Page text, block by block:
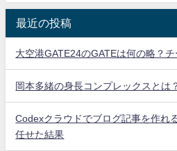
最近の投稿
大空港GATE24のGATEは何の略？
岡本多緒の身長コンプレックスとは
Codexクラウドでブログ記事を作れ
任せた結果